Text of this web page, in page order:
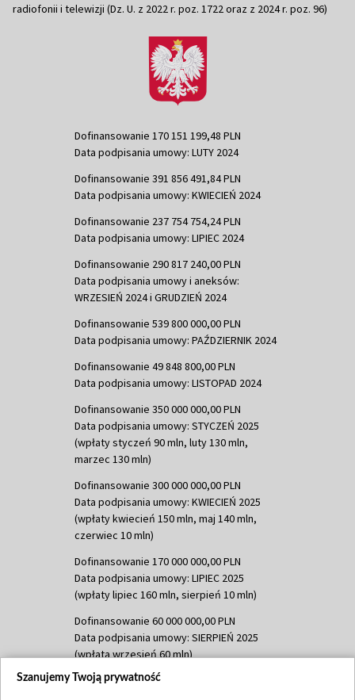
radiofonii i telewizji (Dz. U. z 2022 r. poz. 1722 oraz z 2024 r. poz. 96)
Dofinansowanie 170 151 199,48 PLN
Data podpisania umowy: LUTY 2024
Dofinansowanie 391 856 491,84 PLN
Data podpisania umowy: KWIECIEŃ 2024
Dofinansowanie 237 754 754,24 PLN
Data podpisania umowy: LIPIEC 2024
Dofinansowanie 290 817 240,00 PLN
Data podpisania umowy i aneksów:
WRZESIEŃ 2024 i GRUDZIEŃ 2024
Dofinansowanie 539 800 000,00 PLN
Data podpisania umowy: PAŹDZIERNIK 2024
Dofinansowanie 49 848 800,00 PLN
Data podpisania umowy: LISTOPAD 2024
Dofinansowanie 350 000 000,00 PLN
Data podpisania umowy: STYCZEŃ 2025
(wpłaty styczeń 90 mln, luty 130 mln,
marzec 130 mln)
Dofinansowanie 300 000 000,00 PLN
Data podpisania umowy: KWIECIEŃ 2025
(wpłaty kwiecień 150 mln, maj 140 mln,
czerwiec 10 mln)
Dofinansowanie 170 000 000,00 PLN
Data podpisania umowy: LIPIEC 2025
(wpłaty lipiec 160 mln, sierpień 10 mln)
Dofinansowanie 60 000 000,00 PLN
Data podpisania umowy: SIERPIEŃ 2025
(wpłata wrzesień 60 mln)
Dofinansowanie 635 783 051,21 PLN
Szanujemy Twoją prywatność